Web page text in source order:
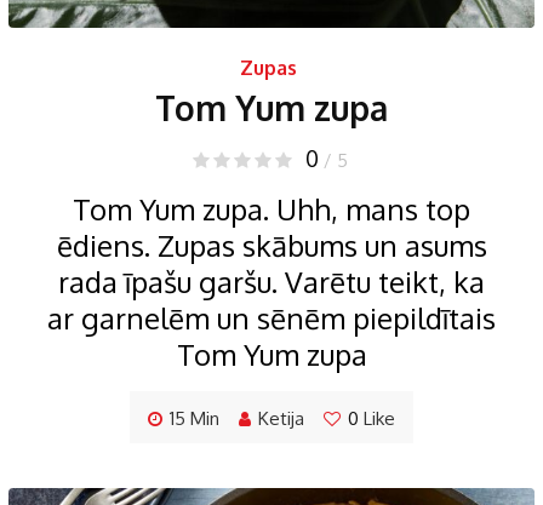
Zupas
Tom Yum zupa
0 / 5
Tom Yum zupa. Uhh, mans top
ēdiens. Zupas skābums un asums
rada īpašu garšu. Varētu teikt, ka
ar garnelēm un sēnēm piepildītais
Tom Yum zupa
15 Min Ketija 0 Like